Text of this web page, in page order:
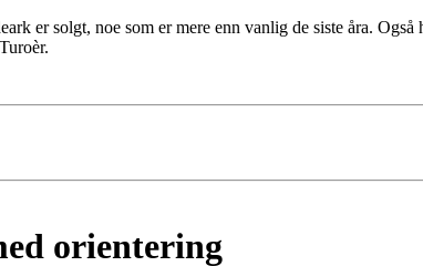
er solgt, noe som er mere enn vanlig de siste åra.
orientering